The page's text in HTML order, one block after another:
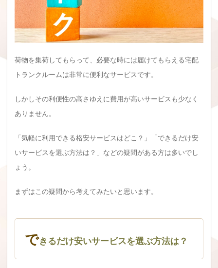
荷物を集荷してもらって、必要な時には届けてもらえる宅配
トランクルームは非常に便利なサービスです。
しかしその利便性の高さゆえに費用が高いサービスも少なく
ありません。
「気軽に利用できる格安サービスはどこ？」「できるだけ安
いサービスを選ぶ方法は？」などの疑問がある方は多いでし
ょう。
まずはこの疑問から考えてみたいと思います。
できるだけ安いサービスを選ぶ方法は？